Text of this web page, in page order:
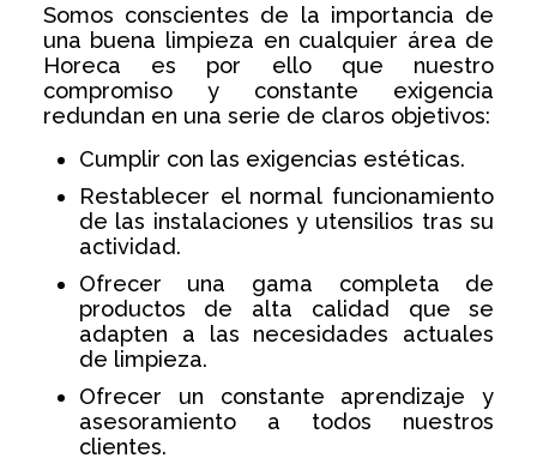
Somos conscientes de la importancia de
una buena limpieza en cualquier área de
Horeca es por ello que nuestro
compromiso y constante exigencia
redundan en una serie de claros objetivos:
Cumplir con las exigencias estéticas.
Restablecer el normal funcionamiento
de las instalaciones y utensilios tras su
actividad.
Ofrecer una gama completa de
productos de alta calidad que se
adapten a las necesidades actuales
de limpieza.
Ofrecer un constante aprendizaje y
asesoramiento a todos nuestros
clientes.